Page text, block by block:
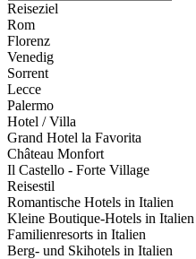
Reiseziel
Rom
Florenz
Venedig
Sorrent
Lecce
Palermo
Hotel / Villa
Grand Hotel la Favorita
Château Monfort
Il Castello - Forte Village
Reisestil
Romantische Hotels in Italien
Kleine Boutique-Hotels in Italien
Familienresorts in Italien
Berg- und Skihotels in Italien